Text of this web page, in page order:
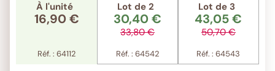
À l'unité
16,90 €
Réf. : 64112
Lot de 2
30,40 €
33,80 €
Réf. : 64542
Lot de 3
43,05 €
50,70 €
Réf. : 64543